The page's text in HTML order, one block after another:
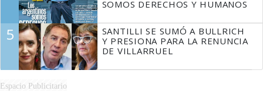
SOMOS DERECHOS Y HUMANOS
5
SANTILLI SE SUMÓ A BULLRICH
Y PRESIONA PARA LA RENUNCIA
DE VILLARRUEL
Espacio Publicitario